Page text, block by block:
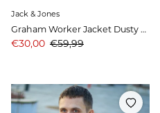
Jack & Jones
Graham Worker Jacket Dusty Olive
Aanbiedingsprijs
€30,00 Prijs
€59,99